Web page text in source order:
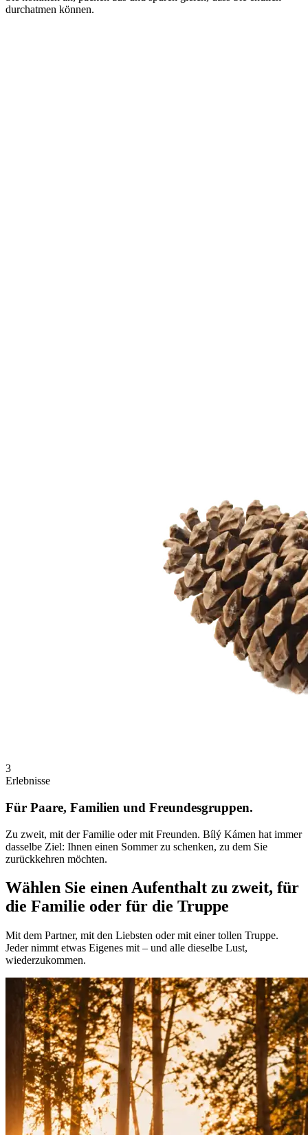
durchatmen können.
3
Erlebnisse
Für Paare, Familien und Freundesgruppen.
Zu zweit, mit der Familie oder mit Freunden. Bílý Kámen hat immer
dasselbe Ziel: Ihnen einen Sommer zu schenken, zu dem Sie
zurückkehren möchten.
Wählen Sie einen Aufenthalt zu zweit, für
die Familie oder für die Truppe
Mit dem Partner, mit den Liebsten oder mit einer tollen Truppe.
Jeder nimmt etwas Eigenes mit – und alle dieselbe Lust,
wiederzukommen.